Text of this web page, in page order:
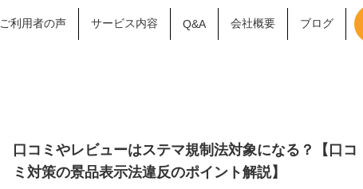
ご利用者の声 サービス内容 Q&A 会社概要 ブログ
口コミやレビューはステマ規制法対象になる？【口コ
ミ対策の景品表示法違反のポイント解説】